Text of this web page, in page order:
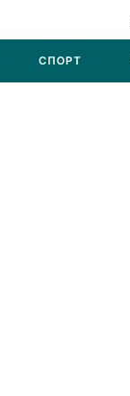
СПОРТ